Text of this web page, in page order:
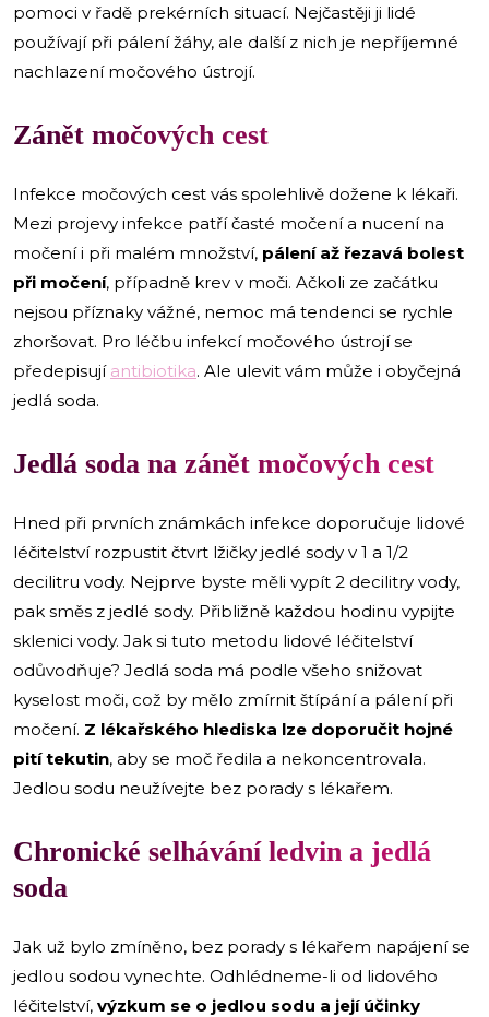
pomoci v řadě prekérních situací. Nejčastěji ji lidé
používají při pálení žáhy, ale další z nich je nepříjemné
nachlazení močového ústrojí.
Zánět močových cest
Infekce močových cest vás spolehlivě dožene k lékaři.
Mezi projevy infekce patří časté močení a nucení na
močení i při malém množství, pálení až řezavá bolest
při močení, případně krev v moči. Ačkoli ze začátku
nejsou příznaky vážné, nemoc má tendenci se rychle
zhoršovat. Pro léčbu infekcí močového ústrojí se
předepisují antibiotika. Ale ulevit vám může i obyčejná
jedlá soda.
Jedlá soda na zánět močových cest
Hned při prvních známkách infekce doporučuje lidové
léčitelství rozpustit čtvrt lžičky jedlé sody v 1 a 1/2
decilitru vody. Nejprve byste měli vypít 2 decilitry vody,
pak směs z jedlé sody. Přibližně každou hodinu vypijte
sklenici vody. Jak si tuto metodu lidové léčitelství
odůvodňuje? Jedlá soda má podle všeho snižovat
kyselost moči, což by mělo zmírnit štípání a pálení při
močení. Z lékařského hlediska lze doporučit hojné
pití tekutin, aby se moč ředila a nekoncentrovala.
Jedlou sodu neužívejte bez porady s lékařem.
Chronické selhávání ledvin a jedlá
soda
Jak už bylo zmíněno, bez porady s lékařem napájení se
jedlou sodou vynechte. Odhlédneme-li od lidového
léčitelství, výzkum se o jedlou sodu a její účinky